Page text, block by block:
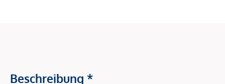
Beschreibung *